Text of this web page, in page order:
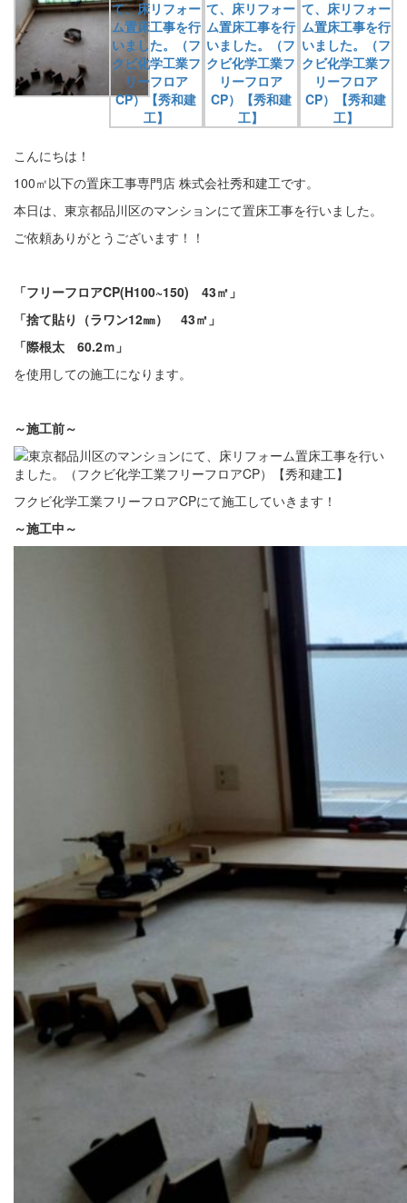
こんにちは！
100㎡以下の置床工事専門店 株式会社秀和建工です。
本日は、東京都品川区のマンションにて置床工事を行いました。
ご依頼ありがとうございます！！
「フリーフロアCP(H100~150) 43㎡」
「捨て貼り（ラワン12㎜） 43㎡」
「際根太 60.2ｍ」
を使用しての施工になります。
～施工前～
フクビ化学工業フリーフロアCPにて施工していきます！
～施工中～